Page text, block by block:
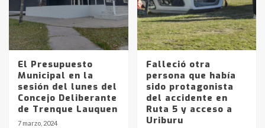
El Presupuesto
Municipal en la
sesión del lunes del
Concejo Deliberante
de Trenque Lauquen
7 marzo, 2024
Falleció otra
persona que había
sido protagonista
del accidente en
Ruta 5 y acceso a
Uriburu